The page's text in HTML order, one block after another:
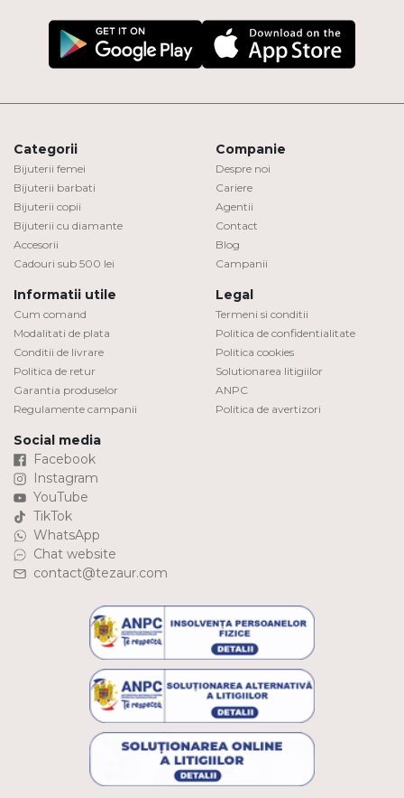
Categorii
Bijuterii femei
Bijuterii barbati
Bijuterii copii
Bijuterii cu diamante
Accesorii
Cadouri sub 500 lei
Companie
Despre noi
Cariere
Agentii
Contact
Blog
Campanii
Informatii utile
Cum comand
Modalitati de plata
Conditii de livrare
Politica de retur
Garantia produselor
Regulamente campanii
Legal
Termeni si conditii
Politica de confidentialitate
Politica cookies
Solutionarea litigiilor
ANPC
Politica de avertizori
Social media
Facebook
Instagram
YouTube
TikTok
WhatsApp
Chat website
contact@tezaur.com